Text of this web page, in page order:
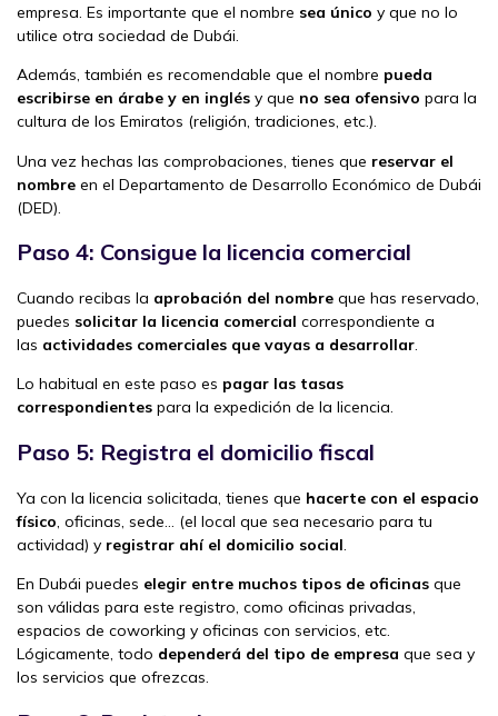
empresa. Es importante que el nombre sea único y que no lo
utilice otra sociedad de Dubái.
Además, también es recomendable que el nombre pueda
escribirse en árabe y en inglés y que no sea ofensivo para la
cultura de los Emiratos (religión, tradiciones, etc.).
Una vez hechas las comprobaciones, tienes que reservar el
nombre en el Departamento de Desarrollo Económico de Dubái
(DED).
Paso 4: Consigue la licencia comercial
Cuando recibas la aprobación del nombre que has reservado,
puedes solicitar la licencia comercial correspondiente a
las actividades comerciales que vayas a desarrollar.
Lo habitual en este paso es pagar las tasas
correspondientes para la expedición de la licencia.
Paso 5: Registra el domicilio fiscal
Ya con la licencia solicitada, tienes que hacerte con el espacio
físico, oficinas, sede… (el local que sea necesario para tu
actividad) y registrar ahí el domicilio social.
En Dubái puedes elegir entre muchos tipos de oficinas que
son válidas para este registro, como oficinas privadas,
espacios de coworking y oficinas con servicios, etc.
Lógicamente, todo dependerá del tipo de empresa que sea y
los servicios que ofrezcas.